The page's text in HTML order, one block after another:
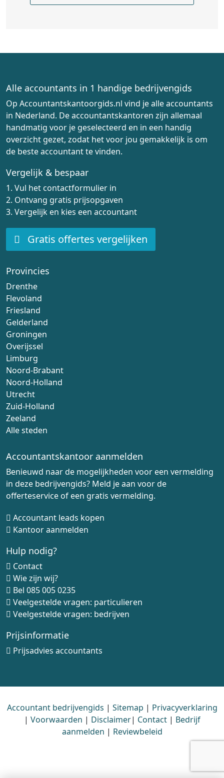
Alle accountants in 1 handige bedrijvengids
Op Accountantskantoorgids.nl vind je alle accountants
in Nederland. De accountantskantoren zijn allemaal
handmatig voor je geselecteerd en in een handig
overzicht gezet, zodat het voor jou gemakkelijk is om
de beste accountant te vinden.
Vergelijk & bespaar
1. Vul het contactformulier in
2. Ontvang gratis prijsopgaven
3. Vergelijk en kies een accountant
Gratis offertes vergelijken
Provincies
Drenthe
Flevoland
Friesland
Gelderland
Groningen
Overijssel
Limburg
Noord-Brabant
Noord-Holland
Utrecht
Zuid-Holland
Zeeland
Alle steden
Accountantskantoor aanmelden
Benieuwd naar de mogelijkheden voor een vermelding
in deze bedrijvengids? Meld je aan voor de
offerteservice of een gratis vermelding.
Accountant leads kopen
Kantoor aanmelden
Hulp nodig?
Contact
Wie zijn wij?
Bel 085 005 0235
Veelgestelde vragen: particulieren
Veelgestelde vragen: bedrijven
Prijsinformatie
Prijsadvies accountants
Accountant bedrijvengids | Sitemap | Privacyverklaring
| Voorwaarden | Disclaimer| Contact| Bedrijf
aanmelden | Reviewbeleid